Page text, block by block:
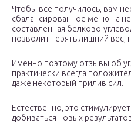
Чтобы все получилось, вам
сбалансированное меню на
составленная белково-
позволит терять лишний вес,
Именно поэтому отзывы об
практически всегда
даже некоторый прилив сил.
Естественно, это
добиваться новых